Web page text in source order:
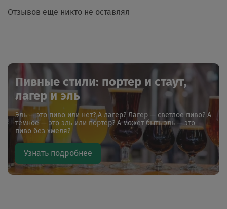
Отзывов еще никто не оставлял
Пивные стили: портер и стаут,
лагер и эль
Эль — это пиво или нет? А лагер? Лагер — светлое пиво? А
темное — это эль или портер? А может быть эль — это
пиво без хмеля?
Узнать подробнее